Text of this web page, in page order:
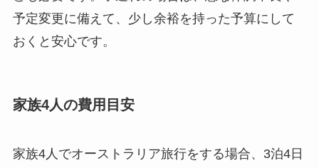
予定変更に備えて、少し余裕を持った予算にして
おくと安心です。
家族4人の費用目安
家族4人でオーストラリア旅行をする場合、3泊4日